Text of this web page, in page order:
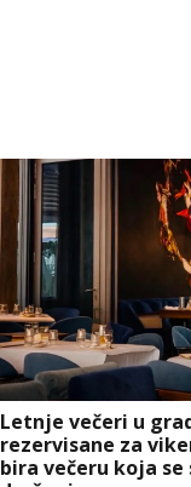
Letnje večeri u
rezervisane za
bira večeru koja